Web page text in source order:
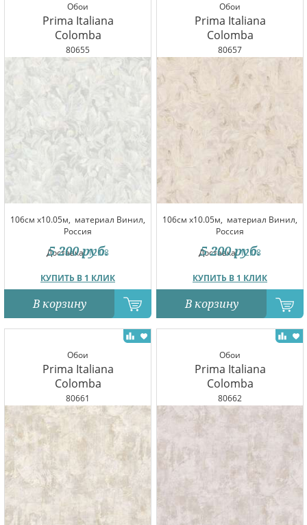
Обои
Prima Italiana
Colomba
80655
106см x10.05м, материал Винил,
Россия
Доставка:12.08
КУПИТЬ В 1 КЛИК
5 200 руб.
В корзину
Обои
Prima Italiana
Colomba
80657
106см x10.05м, материал Винил,
Россия
Доставка:12.08
КУПИТЬ В 1 КЛИК
5 200 руб.
В корзину
Обои
Prima Italiana
Colomba
80661
Обои
Prima Italiana
Colomba
80662